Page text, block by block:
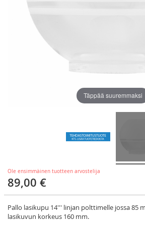
Ole ensimmäinen tuotteen arvostelija
89,00 €
Pallo lasikupu 14''' linjan polttimelle jossa 85
lasikuvun korkeus 160 mm.
Täppää suuremmaksi